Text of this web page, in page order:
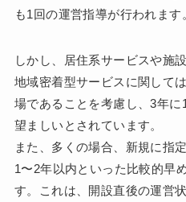
も1回の運営指導が行われます
しかし、居住系サービスや施
地域密着型サービスに関して
場であることを考慮し、3年
望ましいとされています。
また、多くの場合、新規に指
1〜2年以内といった比較的早
す。これは、開設直後の運営